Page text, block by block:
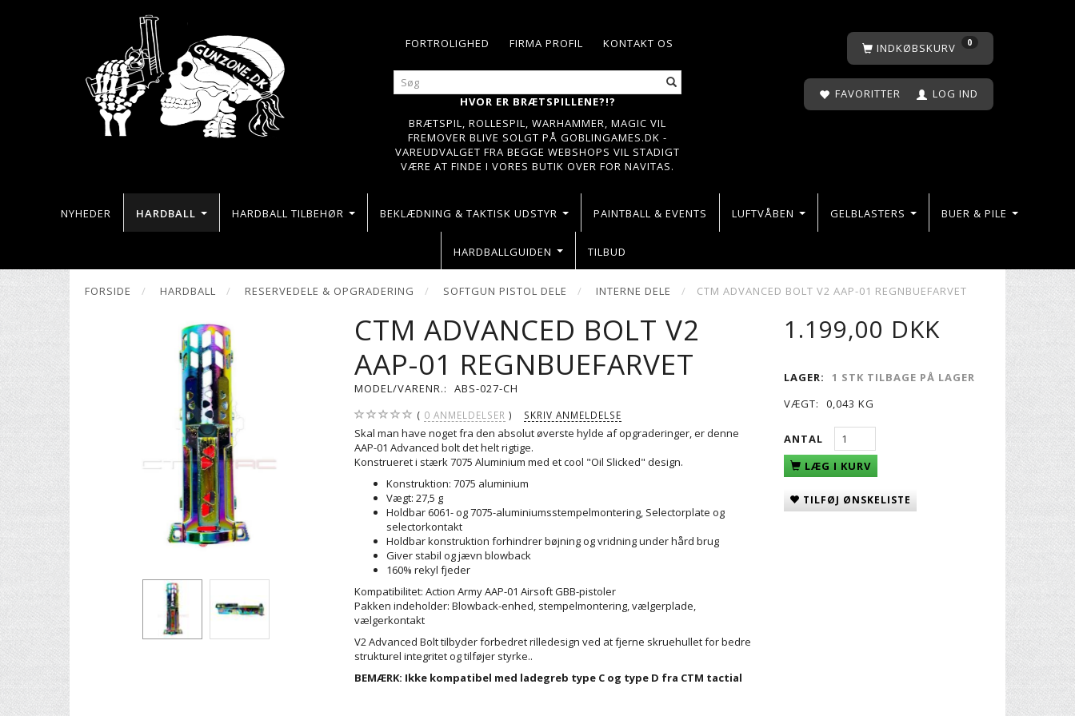
KONTAKT OS
FIRMA PROFIL
FORTROLIGHED
HVOR ER BRÆTSPILLENE?!?
BRÆTSPIL, ROLLESPIL, WARHAMMER, MAGIC VIL
FREMOVER BLIVE SOLGT PÅ GOBLINGAMES.DK -
VAREUDVALGET FRA BEGGE WEBSHOPS VIL STADIGT
VÆRE AT FINDE I VORES BUTIK OVER FOR NAVITAS.
INDKØBSKURV 0
FAVORITTER LOG IND
NYHEDER HARDBALL HARDBALL TILBEHØR BEKLÆDNING & TAKTISK UDSTYR PAINTBALL & EVENTS LUFTVÅBEN GELBLASTERS BUER & PILE
HARDBALLGUIDEN TILBUD
FORSIDE HARDBALL RESERVEDELE & OPGRADERING SOFTGUN PISTOL DELE INTERNE DELE CTM ADVANCED BOLT V2 AAP-01 REGNBUEFARVET
CTM ADVANCED BOLT V2
AAP-01 REGNBUEFARVET
MODEL/VARENR.: ABS-027-CH
0 ANMELDELSER SKRIV ANMELDELSE
Skal man have noget fra den absolut øverste hylde af opgraderinger, er denne
AAP-01 Advanced bolt det helt rigtige.
Konstrueret i stærk 7075 Aluminium med et cool "Oil Slicked" design.
Konstruktion: 7075 aluminium
Vægt: 27,5 g
Holdbar 6061- og 7075-aluminiumsstempelmontering, Selectorplate og
selectorkontakt
Holdbar konstruktion forhindrer bøjning og vridning under hård brug
Giver stabil og jævn blowback
160% rekyl fjeder
Kompatibilitet: Action Army AAP-01 Airsoft GBB-pistoler
Pakken indeholder: Blowback-enhed, stempelmontering, vælgerplade,
vælgerkontakt
V2 Advanced Bolt tilbyder forbedret rilledesign ved at fjerne skruehullet for bedre
strukturel integritet og tilføjer styrke..
BEMÆRK: Ikke kompatibel med ladegreb type C og type D fra CTM tactial
1.199,00 DKK
LAGER:
1 STK TILBAGE PÅ LAGER
VÆGT:
0,043 KG
ANTAL
LÆG I KURV
TILFØJ ØNSKELISTE